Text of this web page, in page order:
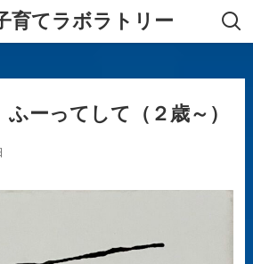
育てラボラトリー
ふーってして（２歳～）